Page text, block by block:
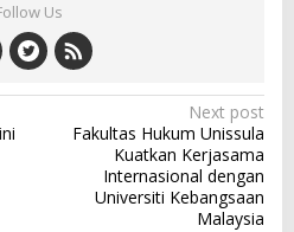
Us
Next post
Fakultas Hukum Unissula
Kuatkan Kerjasama
Internasional dengan
Universiti Kebangsaan
Malaysia